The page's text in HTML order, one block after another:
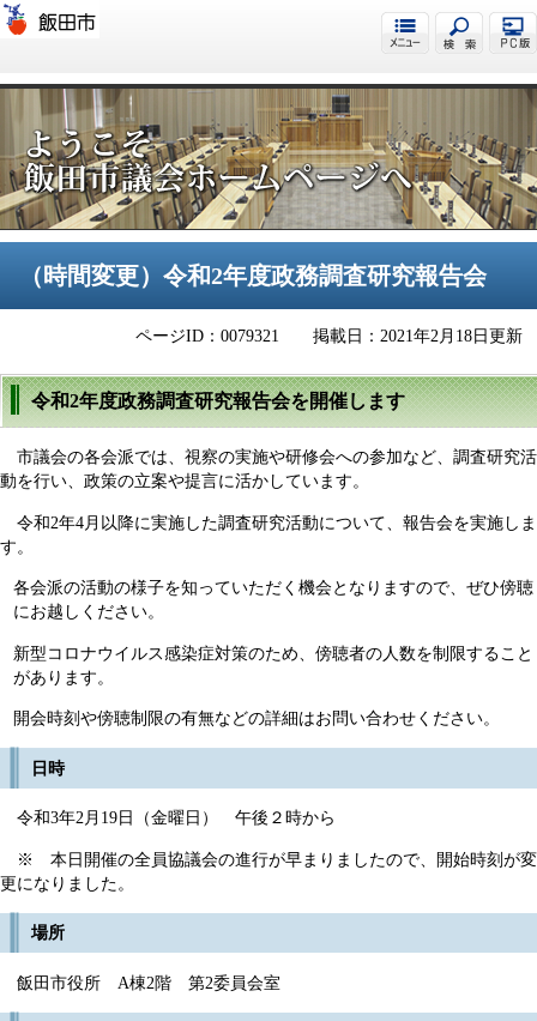
飯田市議会
（時間変更）令和2年度政務調査研究報告会
ページID：0079321 掲載日：2021年2月18日更新
令和2年度政務調査研究報告会を開催します
市議会の各会派では、視察の実施や研修会への参加など、調査研究活
動を行い、政策の立案や提言に活かしています。
令和2年4月以降に実施した調査研究活動について、報告会を実施しま
す。
各会派の活動の様子を知っていただく機会となりますので、ぜひ傍聴
にお越しください。
新型コロナウイルス感染症対策のため、傍聴者の人数を制限すること
があります。
開会時刻や傍聴制限の有無などの詳細はお問い合わせください。
日時
令和3年2月19日（金曜日） 午後２時から
※ 本日開催の全員協議会の進行が早まりましたので、開始時刻が変
更になりました。
場所
飯田市役所 A棟2階 第2委員会室